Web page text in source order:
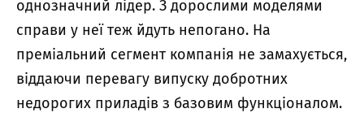
однозначний лідер. З дорослими моделями
справи у неї теж йдуть непогано. На
преміальний сегмент компанія не замахується,
віддаючи перевагу випуску добротних
недорогих приладів з базовим функціоналом.